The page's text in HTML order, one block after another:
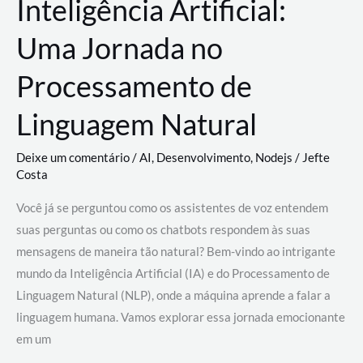
Inteligência Artificial:
Uma Jornada no
Processamento de
Linguagem Natural
Deixe um comentário/AI, Desenvolvimento, Nodejs / Jefte
Costa
Você já se perguntou como os assistentes de voz entendem
suas perguntas ou como os chatbots respondem às suas
mensagens de maneira tão natural? Bem-vindo ao intrigante
mundo da Inteligência Artificial (IA) e do Processamento de
Linguagem Natural (NLP), onde a máquina aprende a falar a
linguagem humana. Vamos explorar essa jornada emocionante
em um